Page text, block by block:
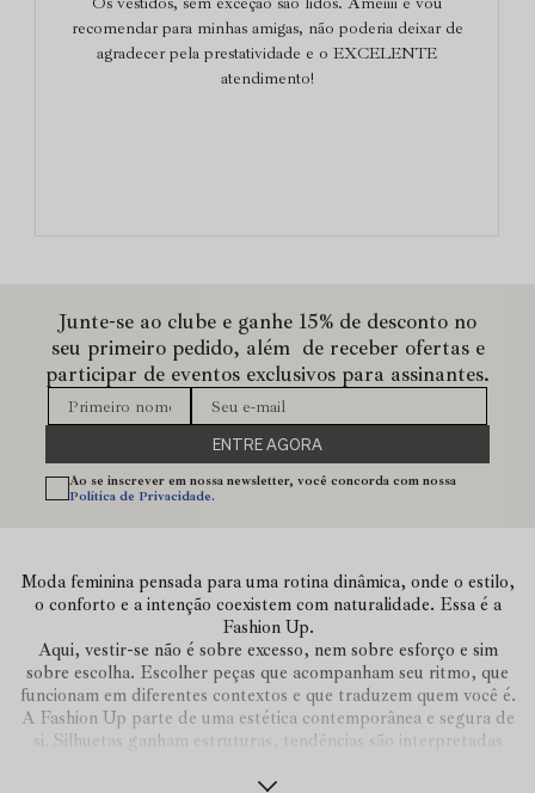
recomendar para minhas amigas, não poderia deixar de
agradecer pela prestatividade e o EXCELENTE
atendimento!
Junte-se ao clube e ganhe 15% de desconto no
seu primeiro pedido, além de receber ofertas e
participar de eventos exclusivos para assinantes.
ENTRE AGORA
Ao se inscrever em nossa newsletter, você concorda com nossa
Política de Privacidade.
Moda feminina pensada para uma rotina dinâmica, onde o estilo,
o conforto e a intenção coexistem com naturalidade. Essa é a
Fashion Up.
Aqui, vestir-se não é sobre excesso, nem sobre esforço e sim
sobre escolha. Escolher peças que acompanham seu ritmo, que
funcionam em diferentes contextos e que traduzem quem você é.
A Fashion Up parte de uma estética contemporânea e segura de
si. Silhuetas ganham estruturas, tendências são interpretadas
dia.